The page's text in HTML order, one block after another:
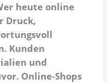
heute online
Druck,
Kunden
und
Online-Shops